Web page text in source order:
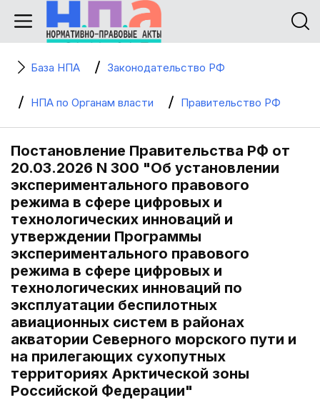
База НПА Законодательство РФ
НПА по Органам власти Правительство РФ
Постановление Правительства РФ от
20.03.2026 N 300 "Об установлении
экспериментального правового
режима в сфере цифровых и
технологических инноваций и
утверждении Программы
экспериментального правового
режима в сфере цифровых и
технологических инноваций по
эксплуатации беспилотных
авиационных систем в районах
акватории Северного морского пути и
на прилегающих сухопутных
территориях Арктической зоны
Российской Федерации"